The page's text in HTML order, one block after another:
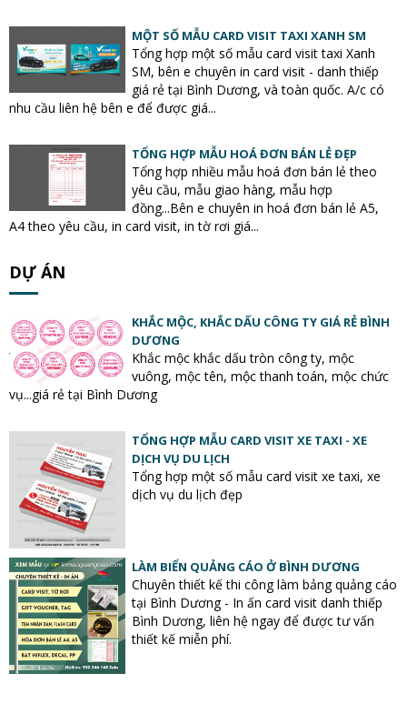
MỘT SỐ MẪU CARD VISIT TAXI XANH SM
Tổng hợp một số mẫu card visit taxi Xanh
SM, bên e chuyên in card visit - danh thiếp
giá rẻ tại Bình Dương, và toàn quốc. A/c có
nhu cầu liên hệ bên e để được giá...
TỔNG HỢP MẪU HOÁ ĐƠN BÁN LẺ ĐẸP
Tổng hợp nhiều mẫu hoá đơn bán lẻ theo
yêu cầu, mẫu giao hàng, mẫu hợp
đồng...Bên e chuyên in hoá đơn bán lẻ A5,
A4 theo yêu cầu, in card visit, in tờ rơi giá...
DỰ ÁN
KHẮC MỘC, KHẮC DẤU CÔNG TY GIÁ RẺ BÌNH
DƯƠNG
Khắc mộc khắc dấu tròn công ty, mộc
vuông, mộc tên, mộc thanh toán, mộc chức
vụ...giá rẻ tại Bình Dương
TỔNG HỢP MẪU CARD VISIT XE TAXI - XE
DỊCH VỤ DU LỊCH
Tổng hợp một số mẫu card visit xe taxi, xe
dịch vụ du lịch đẹp
LÀM BIỂN QUẢNG CÁO Ở BÌNH DƯƠNG
Chuyên thiết kế thi công làm bảng quảng cáo
tại Bình Dương - In ấn card visit danh thiếp
Bình Dương, liên hệ ngay để được tư vấn
thiết kế miễn phí.